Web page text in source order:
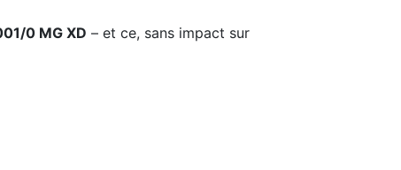
0 MG XD – et ce, sans impact sur